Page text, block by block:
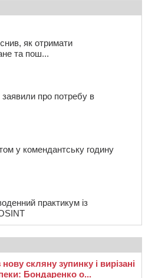
як отримати
та пош...
про потребу в
у комендантську годину
практикум із
скляну зупинку і вирізані
Бондаренко о...